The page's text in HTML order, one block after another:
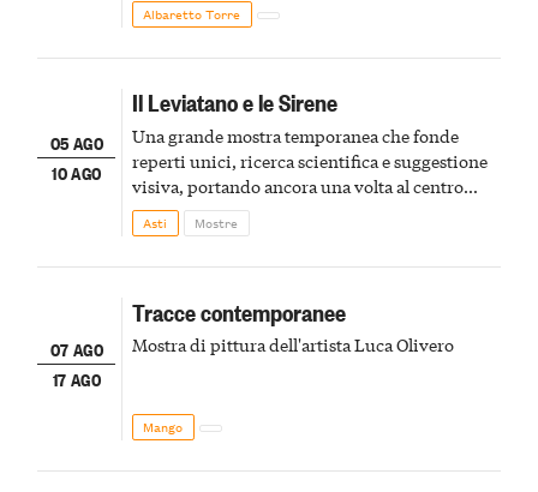
Albaretto Torre
05 AGO
10 AGO
Il Leviatano e le Sirene
Una grande mostra temporanea che fonde
reperti unici, ricerca scientifica e suggestione
visiva, portando ancora una volta al centro
della scena le meraviglie del passato astigiano
Asti Mostre
07 AGO
17 AGO
Tracce contemporanee
Mostra di pittura dell'artista Luca Olivero
Mango